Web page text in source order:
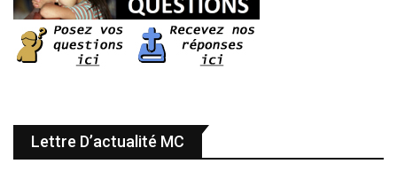
Lettre D’actualité MC